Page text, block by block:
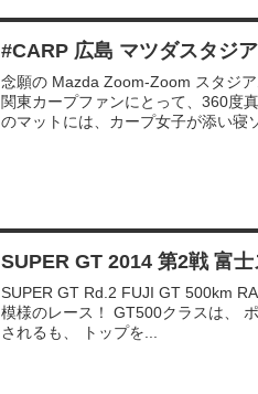
#CARP 広島 マツダスタジ
念願の Mazda Zoom-Zoom スタジ
関東カープファンにとって、360度
のマットには、カープ女子が添い寝
SUPER GT 2014 第2戦 富
SUPER GT Rd.2 FUJI GT 500km
模様のレース！ GT500クラスは、
されるも、 トップを...